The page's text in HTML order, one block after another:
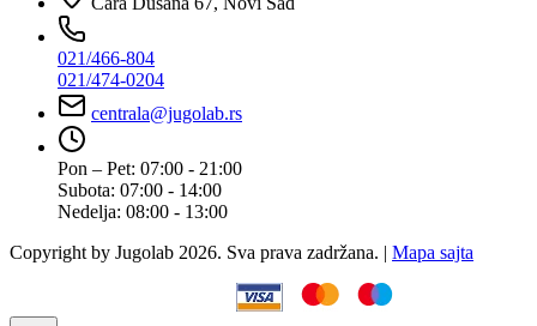
021/466-804
021/474-0204
centrala@jugolab.rs
Pon – Pet: 07:00 - 21:00
Subota: 07:00 - 14:00
Nedelja: 08:00 - 13:00
Copyright by Jugolab 2026. Sva prava zadržana. | Mapa sajta